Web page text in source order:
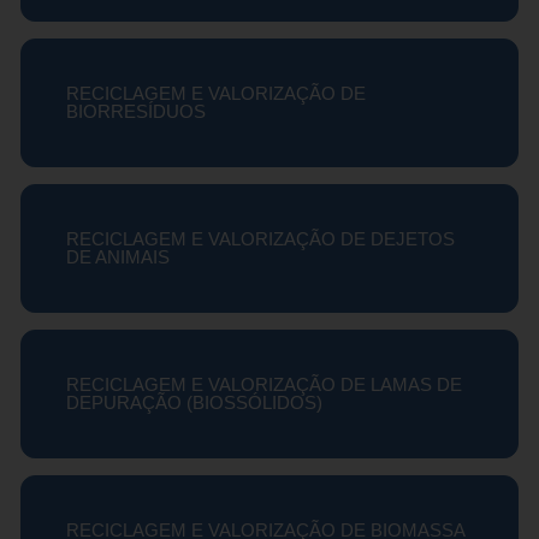
RECICLAGEM E VALORIZAÇÃO DE
BIORRESÍDUOS
RECICLAGEM E VALORIZAÇÃO DE DEJETOS
DE ANIMAIS
RECICLAGEM E VALORIZAÇÃO DE LAMAS DE
DEPURAÇÃO (BIOSSÓLIDOS)
RECICLAGEM E VALORIZAÇÃO DE BIOMASSA